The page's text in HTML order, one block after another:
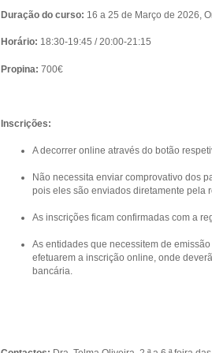
Duração do curso: 16 a 25 de Março de 2026,
Horário: 18:30-19:45 / 20:00-21:15
Propina: 700€
Inscrições:
A decorrer online através do botão
Não necessita enviar comprovativo dos
pois eles são enviados diretamente pela
As inscrições ficam confirmadas com a
As entidades que necessitem de
efetuarem a inscrição online, onde
bancária.